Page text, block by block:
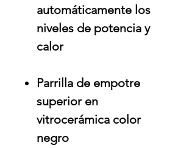
automáticamente los
niveles de potencia y
calor
Parrilla de empotre
superior en
vitrocerámica color
negro